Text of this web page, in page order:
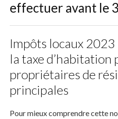
effectuer avant le
Impôts locaux
la taxe d’habitation
propriétaires de
principales
Pour mieux comprendre cette